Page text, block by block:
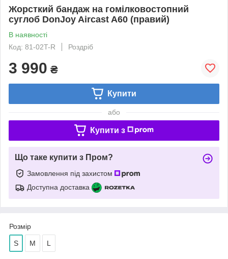
Жорсткий бандаж на гомілковостопний
суглоб DonJoy Aircast A60 (правий)
В наявності
Код: 81-02T-R
Роздріб
3 990 ₴
Купити
або
Купити з
Що таке купити з Пром?
Замовлення під захистом
Доступна доставка
Розмір
S M L